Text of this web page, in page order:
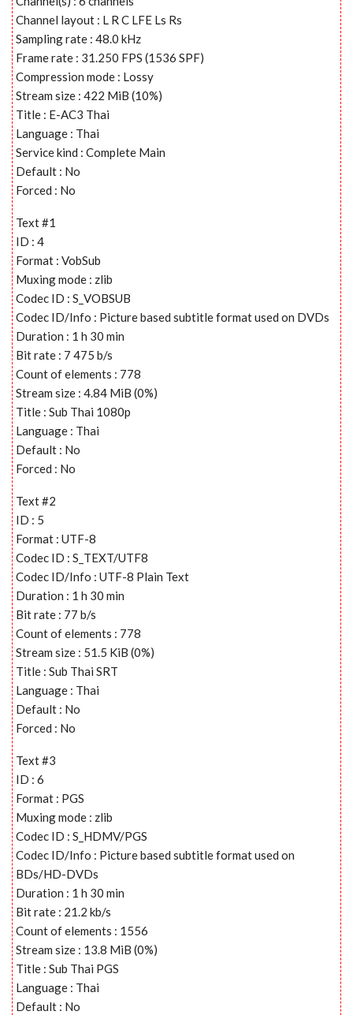
Channel layout : L R C LFE Ls Rs
Sampling rate : 48.0 kHz
Frame rate : 31.250 FPS (1536 SPF)
Compression mode : Lossy
Stream size : 422 MiB (10%)
Title : E-AC3 Thai
Language : Thai
Service kind : Complete Main
Default : No
Forced : No
Text #1
ID : 4
Format : VobSub
Muxing mode : zlib
Codec ID : S_VOBSUB
Codec ID/Info : Picture based subtitle format used on DVDs
Duration : 1 h 30 min
Bit rate : 7 475 b/s
Count of elements : 778
Stream size : 4.84 MiB (0%)
Title : Sub Thai 1080p
Language : Thai
Default : No
Forced : No
Text #2
ID : 5
Format : UTF-8
Codec ID : S_TEXT/UTF8
Codec ID/Info : UTF-8 Plain Text
Duration : 1 h 30 min
Bit rate : 77 b/s
Count of elements : 778
Stream size : 51.5 KiB (0%)
Title : Sub Thai SRT
Language : Thai
Default : No
Forced : No
Text #3
ID : 6
Format : PGS
Muxing mode : zlib
Codec ID : S_HDMV/PGS
Codec ID/Info : Picture based subtitle format used on
BDs/HD-DVDs
Duration : 1 h 30 min
Bit rate : 21.2 kb/s
Count of elements : 1556
Stream size : 13.8 MiB (0%)
Title : Sub Thai PGS
Language : Thai
Default : No